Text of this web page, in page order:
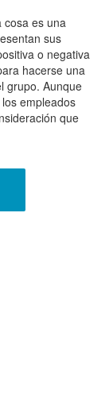
cosa es una
sus
o negativa
hacerse una
grupo. Aunque
empleados
que